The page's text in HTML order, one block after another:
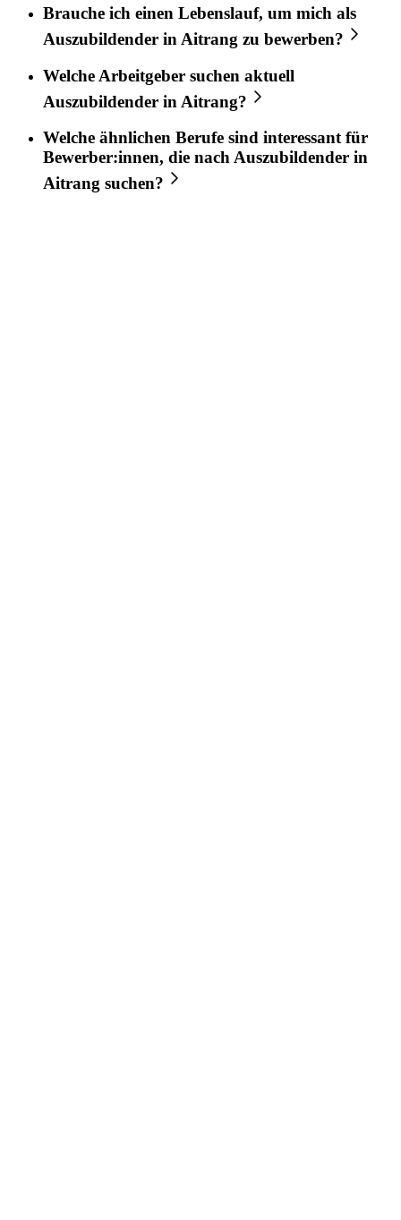
Brauche ich einen Lebenslauf, um mich als
Auszubildender in Aitrang zu bewerben?
Welche Arbeitgeber suchen aktuell
Auszubildender in Aitrang?
Welche ähnlichen Berufe sind interessant für
Bewerber:innen, die nachAuszubildender in
Aitrang suchen?